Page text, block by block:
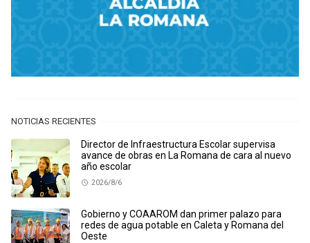
NOTICIAS RECIENTES
Director de Infraestructura Escolar supervisa
avance de obras en La Romana de cara al nuevo
año escolar
2026/8/6
Gobierno y COAAROM dan primer palazo para
redes de agua potable en Caleta y Romana del
Oeste